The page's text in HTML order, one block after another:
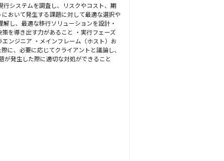
システムを調査し、リスクやコスト、期
おいて発生する課題に対して最適な選択や
し、最適な移行ソリューションを設計・
を導き出す力があること ・実行フェーズ
ンジニア ・メインフレーム（ホスト）お
に、必要に応じてクライアントと議論し、
が発生した際に適切な対処ができること